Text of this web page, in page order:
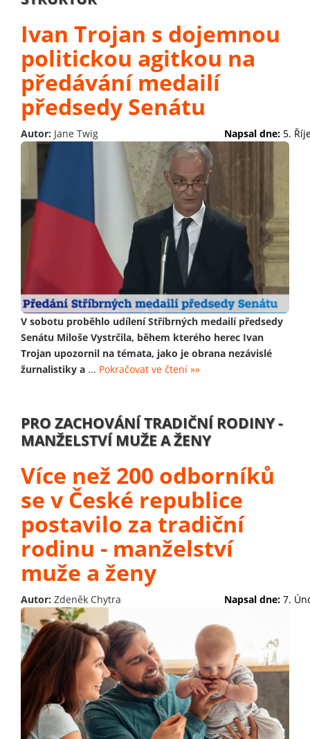
Ivan Trojan s dojemnou
politickou agitkou na
předávání medailí
předsedy Senátu
Autor: Jane Twig Napsal dne: 5.
V sobotu proběhlo udílení Stříbrných medailí předsedy
Senátu Miloše Vystrčila, během kterého herec Ivan
Trojan upozornil na témata, jako je obrana nezávislé
žurnalistiky a ... Pokračovat ve čtení »»
PRO ZACHOVÁNÍ TRADIČNÍ RODINY -
MANŽELSTVÍ MUŽE A ŽENY
Více než 200 odborníků
se v České republice
postavilo za tradiční
rodinu - manželství
muže a ženy
Autor: Zdeněk Chytra Napsal dne: 7.